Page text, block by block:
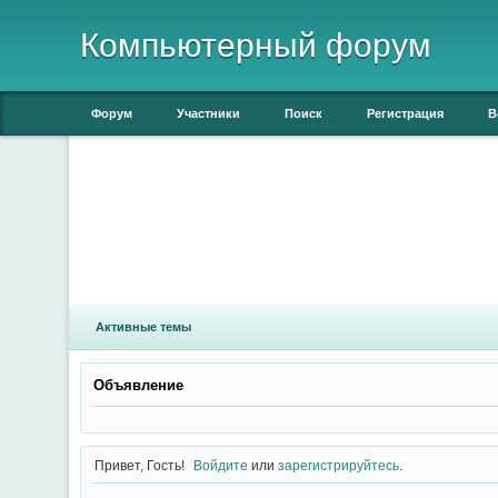
Компьютерный форум
Форум Участники Поиск Регистрация
Активные темы
Объявление
Привет, Гость! Войдите илизарегистрируйтесь